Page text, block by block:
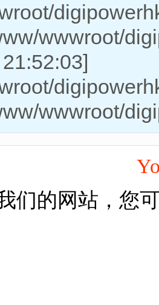
wwwroot/
wwwroot/
们的网站，您